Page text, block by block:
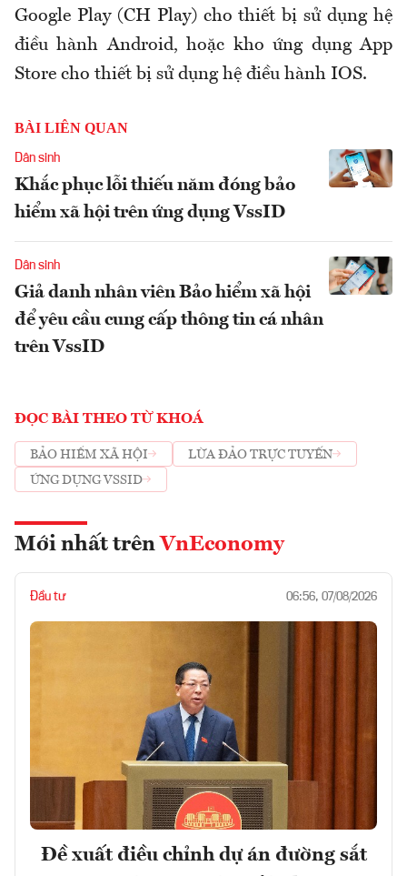
Google Play (CH Play) cho thiết bị sử dụng hệ
điều hành Android, hoặc kho ứng dụng App
Store cho thiết bị sử dụng hệ điều hành IOS.
BÀI LIÊN QUAN
Dân sinh
Khắc phục lỗi thiếu năm đóng bảo
hiểm xã hội trên ứng dụng VssID
Dân sinh
Giả danh nhân viên Bảo hiểm xã hội
để yêu cầu cung cấp thông tin cá nhân
trên VssID
ĐỌC BÀI THEO TỪ KHOÁ
BẢO HIỂM XÃ HỘI
LỪA ĐẢO TRỰC TUYẾN
ỨNG DỤNG VSSID
Mới nhất trên VnEconomy
Đầu tư 06:56, 07/08/2026
Đề xuất điều chỉnh dự án đường sắt